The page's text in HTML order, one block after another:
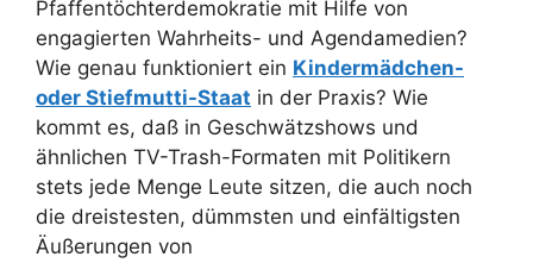
Pfaffen­töchter­demokratie mit Hilfe von
engagierten Wahrheits- und Agendamedien?
Wie genau funktioniert ein Kindermädchen-
oder Stiefmutti-Staat in der Praxis? Wie
kommt es, daß in Geschwätzshows und
ähnlichen TV-Trash-Formaten mit Politikern
stets jede Menge Leute sitzen, die auch noch
die dreistesten, dümmsten und einfältigsten
Äußerungen von